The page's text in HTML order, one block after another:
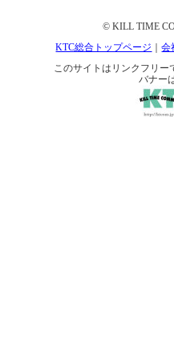
© KILL TIME
KTC総合トップページ
｜会
このサイトはリンクフリー
バナー